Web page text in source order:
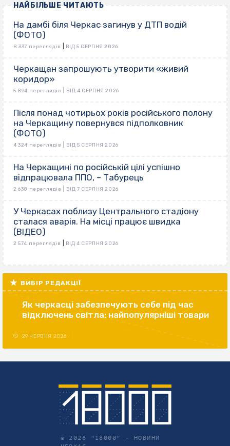
НАЙБІЛЬШЕ ЧИТАЮТЬ
На дамбі біля Черкас загинув у ДТП водій
(ФОТО)
8 337 переглядів ВІД 5 СЕРПНЯ 2026
Черкащан запрошують утворити «живий
коридор»
5 894 переглядів ВІД 4 СЕРПНЯ 2026
Після понад чотирьох років російського полону
на Черкащину повернувся підполковник
(ФОТО)
4 324 переглядів ВІД 5 СЕРПНЯ 2026
На Черкащині по російській цілі успішно
відпрацювала ППО, – Табурець
2 638 переглядів ВІД 7 СЕРПНЯ 2026
У Черкасах поблизу Центрального стадіону
сталася аварія. На місці працює швидка
(ВІДЕО)
2 574 переглядів ВІД 4 СЕРПНЯ 2026
ВИБІР РЕДАКЦІЇ
Як черкасці забезпечують себе під час
відключень світла: найпопулярніші товари
29 ЧЕРВНЯ 2026
© 2026 "18000" – НОВИНИ